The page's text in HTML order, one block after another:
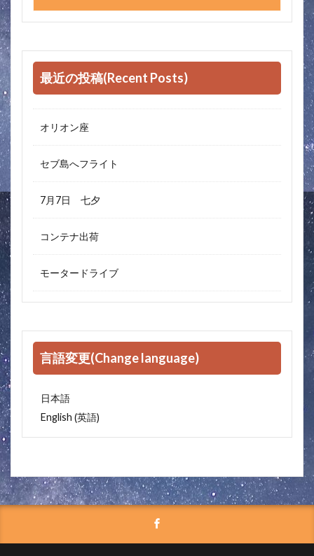
最近の投稿(Recent Posts)
オリオン座
セブ島へフライト
7月7日 七夕
コンテナ出荷
モータードライブ
言語変更(Change language)
日本語
English (英語)